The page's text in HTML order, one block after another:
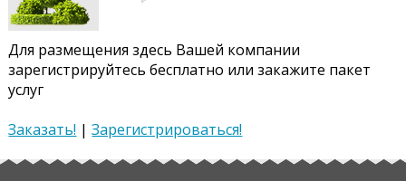
Для размещения здесь Вашей компании
зарегистрируйтесь бесплатно или закажите пакет
услуг
Заказать! |Зарегистрироваться!